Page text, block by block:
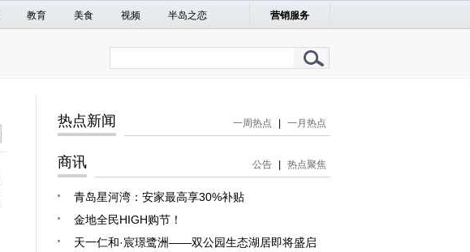
教育 美食 视频 半岛之恋 营销服务
热点新闻 一周热点 一月热点
商讯 公告 热点聚焦
青岛星河湾：安家最高享30%补贴
金地全民HIGH购节！
天一仁和·宸璟鹭洲——双公园生态湖居即将盛启